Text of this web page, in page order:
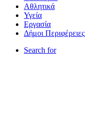
Αθλητικά
Υγεία
Εργασία
Δήμοι Περιφέρειες
Search for